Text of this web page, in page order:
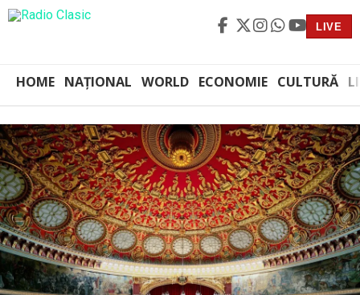
LIVE
HOME NAȚIONAL WORLD ECONOMIE CULTURĂ